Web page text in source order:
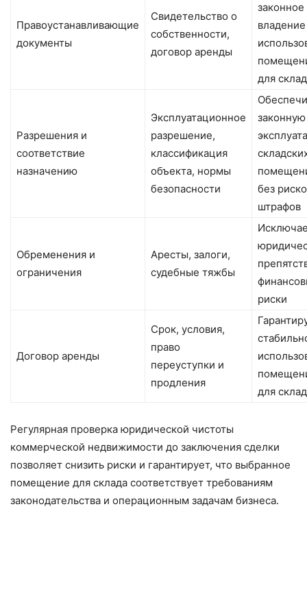
Правоустанавливающие
документы
Свидетельство о
собственности,
договор аренды
законное
для
Разрешения и
соответствие
назначению
Эксплуатационное
разрешение,
классификация
объекта, нормы
безопасности
законную
без
штрафов
Обременения и
ограничения
Аресты, залоги,
судебные тяжбы
риски
Договор аренды
Срок, условия,
право
переуступки и
продления
для
Регулярная проверка юридической чистоты
коммерческой недвижимости до заключения сделки
позволяет снизить риски и гарантирует, что выбранное
помещение для склада соответствует требованиям
законодательства и операционным задачам бизнеса.